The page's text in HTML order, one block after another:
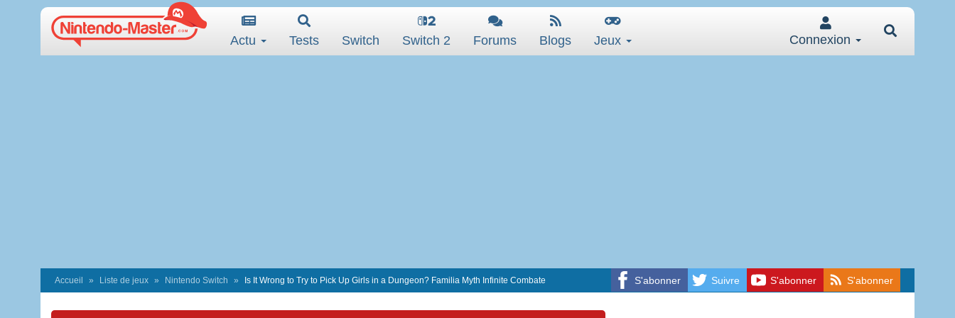
Actu Tests Switch Switch 2 Forums Blogs Jeux Connexion
S'abonner Suivre S'abonner S'abonner
Accueil Liste de jeux Nintendo Switch Is It Wrong to Try to Pick Up Girls in a Dungeon? Familia Myth Infinite Combate